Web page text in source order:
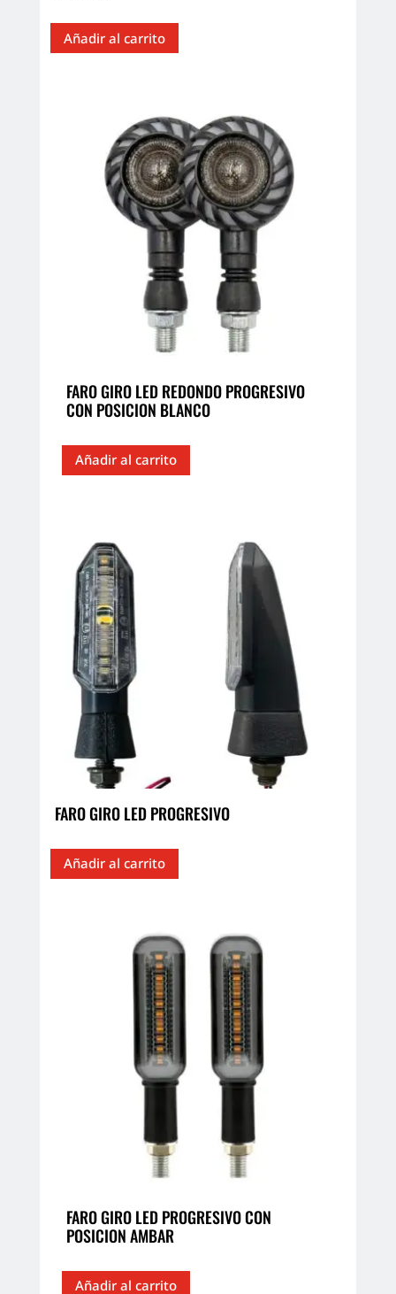
Añadir al carrito
FARO GIRO LED REDONDO PROGRESIVO
CON POSICION BLANCO
Añadir al carrito
FARO GIRO LED PROGRESIVO
Añadir al carrito
FARO GIRO LED PROGRESIVO CON
POSICION AMBAR
Añadir al carrito